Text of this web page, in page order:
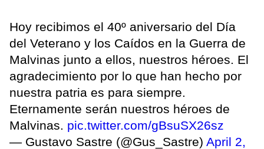
Hoy recibimos el 40º aniversario del Día
del Veterano y los Caídos en la Guerra de
Malvinas junto a ellos, nuestros héroes. El
agradecimiento por lo que han hecho por
nuestra patria es para siempre.
Eternamente serán nuestros héroes de
Malvinas. pic.twitter.com/gBsuSX26sz
— Gustavo Sastre (@Gus_Sastre) April 2,